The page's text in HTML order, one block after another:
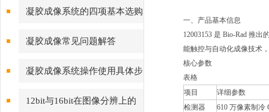
12009077和12003153的区别
凝胶成像系统的四项基本选购
原则
凝胶成像常见问题解答
凝胶成像系统操作使用具体步
12bit与16bit在图像分辨上的
一、产品基本信息
12003153 是 Bio-Rad 推
能触控与自动化成像技术
核心参数
表格
项目
详细参数
检测器
610 万像素制冷